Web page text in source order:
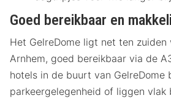
Goed bereikbaar en
Het GelreDome ligt net ten
Arnhem, goed bereikbaar via de
hotels in de buurt van GelreDome
parkeergelegenheid of liggen vlak